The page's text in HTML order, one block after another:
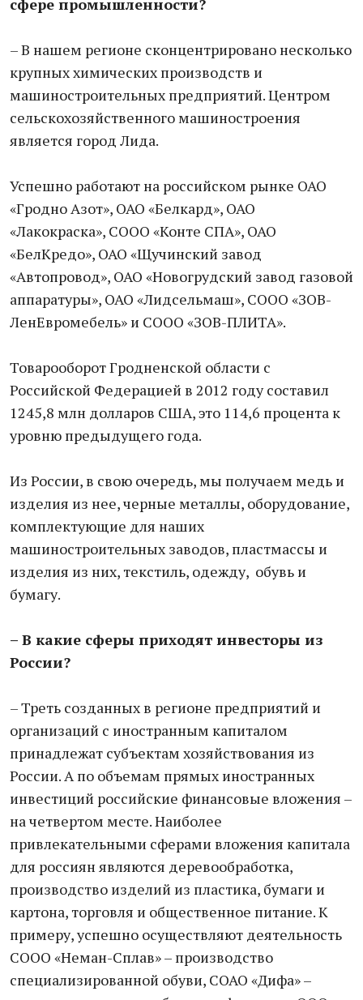
сфере промышленности?
– В нашем регионе сконцентрировано несколько
крупных химических производств и
машиностроительных предприятий. Центром
сельскохозяйственного машиностроения
является город Лида.
Успешно работают на российском рынке ОАО
«Гродно Азот», ОАО «Белкард», ОАО
«Лакокраска», СООО «Конте СПА», ОАО
«БелКредо», ОАО «Щучинский завод
«Автопровод», ОАО «Новогрудский завод газовой
аппаратуры», ОАО «Лидсельмаш», СООО «ЗОВ-
ЛенЕвромебель» и СООО «ЗОВ-ПЛИТА».
Товарооборот Гродненской области с
Российской Федерацией в 2012 году составил
1245,8 млн долларов США, это 114,6 процента к
уровню предыдущего года.
Из России, в свою очередь, мы получаем медь и
изделия из нее, черные металлы, оборудование,
комплектующие для наших
машиностроительных заводов, пластмассы и
изделия из них, текстиль, одежду, обувь и
бумагу.
– В какие сферы приходят инвесторы из
России?
– Треть созданных в регионе предприятий и
организаций с иностранным капиталом
принадлежат субъектам хозяйствования из
России. А по объемам прямых иностранных
инвестиций российские финансовые вложения –
на четвертом месте. Наиболее
привлекательными сферами вложения капитала
для россиян являются деревообработка,
производство изделий из пластика, бумаги и
картона, торговля и общественное питание. К
примеру, успешно осуществляют деятельность
СООО «Неман-Сплав» – производство
специализированной обуви, СОАО «Дифа» –